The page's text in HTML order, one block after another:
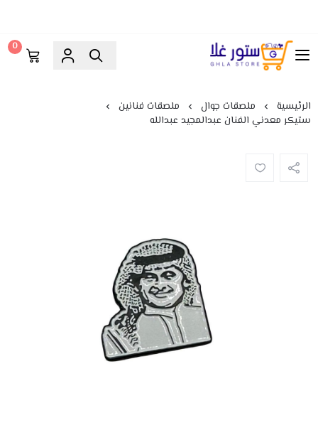
ستور غلا
0
الرئيسية ملصقات جوال
ملصقات فنانين
ستيكر معدني الفنان عبدالمجيد عبدالله